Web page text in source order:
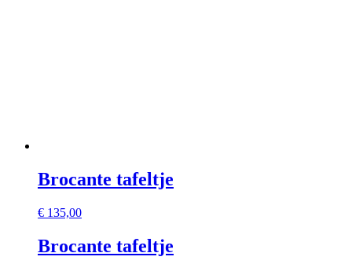
Brocante tafeltje
€ 135,00
Brocante tafeltje